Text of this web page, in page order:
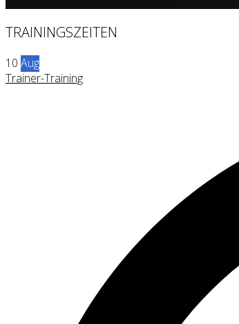
TRAININGSZEITEN
10 Aug
Trainer-Training